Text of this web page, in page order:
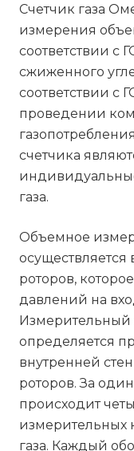
Счетчик газа
измерения
соответствии с
сжиженного
соответствии с
проведении
счетчика
газа.
Объемное
роторов,
давлений на
Измерительный
определяется
внутренней
роторов. За
происходит
измерительных
газа. Каждый